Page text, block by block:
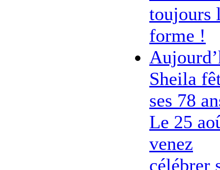
toujours
forme !
Sheila
ses 78
Le 25
venez
célébrer